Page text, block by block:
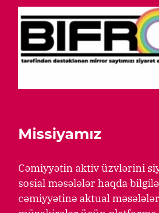
Missiyamız
Cəmiyyətin aktiv üzvlərini
sosial məsələlər haqda
cəmiyyətinə aktual məsələlər